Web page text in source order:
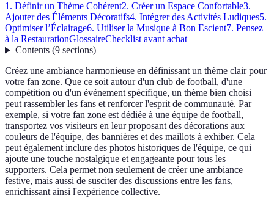
1. Définir un Thème Cohérent2. Créer un Espace Confortable3.
Ajouter des Éléments Décoratifs4. Intégrer des Activités Ludiques5.
Optimiser l’Éclairage6. Utiliser la Musique à Bon Escient7. Pensez
à la RestaurationGlossaireChecklist avant achat
Contents(9 sections)
Créez une ambiance harmonieuse en définissant un thème clair pour
votre fan zone. Que ce soit autour d'un club de football, d'une
compétition ou d'un événement spécifique, un thème bien choisi
peut rassembler les fans et renforcer l'esprit de communauté. Par
exemple, si votre fan zone est dédiée à une équipe de football,
transportez vos visiteurs en leur proposant des décorations aux
couleurs de l'équipe, des bannières et des maillots à exhiber. Cela
peut également inclure des photos historiques de l'équipe, ce qui
ajoute une touche nostalgique et engageante pour tous les
supporters. Cela permet non seulement de créer une ambiance
festive, mais aussi de susciter des discussions entre les fans,
enrichissant ainsi l'expérience collective.